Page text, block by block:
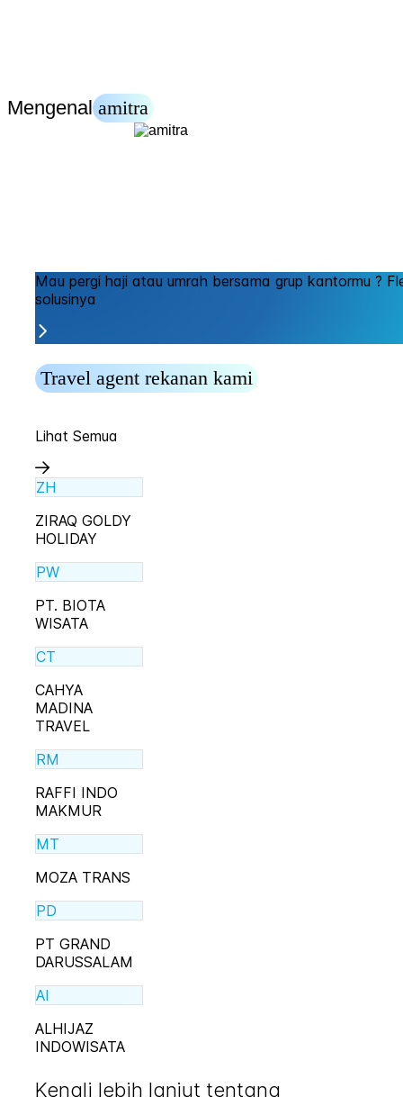
Mengenal amitra
Mau pergi haji atau umrah bersama grup kantormu ?
solusinya
Travel agent rekanan kami
Lihat Semua
ZH
ZIRAQ GOLDY
HOLIDAY
PW
PT. BIOTA
WISATA
CT
CAHYA
MADINA
TRAVEL
RM
RAFFI INDO
MAKMUR
MT
MOZA TRANS
PD
PT GRAND
DARUSSALAM
AI
ALHIJAZ
INDOWISATA
Kenali lebih lanjut tentang